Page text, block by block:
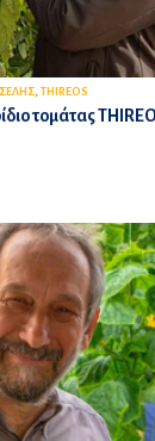
, THIREOS
τομάτας